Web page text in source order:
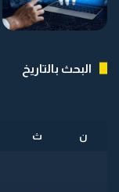
البحث بالتاريخ
ن ث